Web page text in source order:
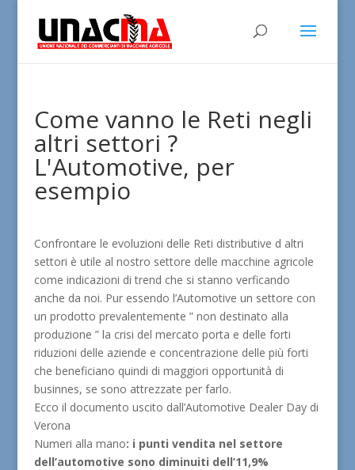
Come vanno le Reti negli
altri settori ?
L'Automotive, per
esempio
Confrontare le evoluzioni delle Reti distributive d altri
settori è utile al nostro settore delle macchine agricole
come indicazioni di trend che si stanno verficando
anche da noi. Pur essendo l’Automotive un settore con
un prodotto prevalentemente ” non destinato alla
produzione ” la crisi del mercato porta e delle forti
riduzioni delle aziende e concentrazione delle più forti
che beneficiano quindi di maggiori opportunità di
businnes, se sono attrezzate per farlo.
Ecco il documento uscito dall’Automotive Dealer Day di
Verona
Numeri alla mano: i punti vendita nel settore
dell’automotive sono diminuiti dell’11,9%